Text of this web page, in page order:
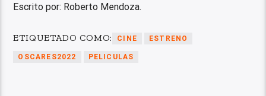
Escrito por: Roberto Mendoza.
ETIQUETADO COMO: CINE ESTRENO
OSCARES2022 PELICULAS